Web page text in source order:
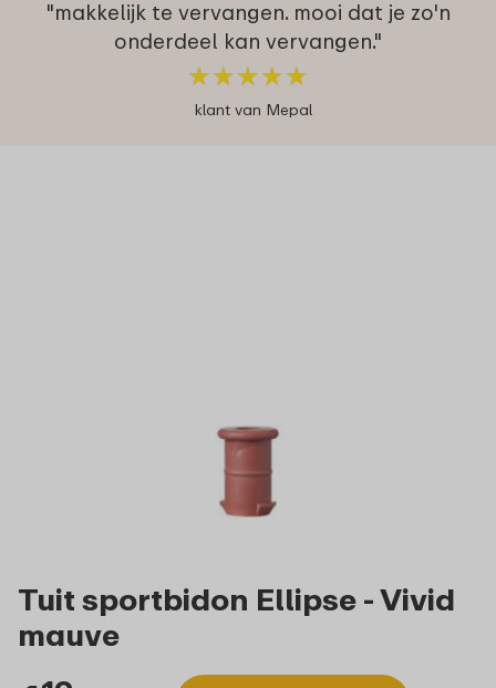
"makkelijk te vervangen. mooi dat je zo'n
onderdeel kan vervangen."
★★★★★
★★★★★
klant van Mepal
Tuit sportbidon Ellipse - Vivid
mauve